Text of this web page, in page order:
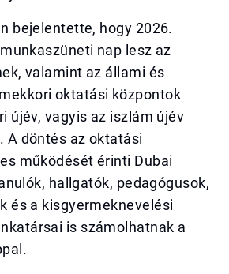
bejelentette, hogy 2026.
nap lesz az
valamint az állami és
oktatási központok
újév, vagyis az iszlám újév
A döntés az oktatási
működését érinti Dubai
hallgatók, pedagógusok,
és a kisgyermeknevelési
is számolhatnak a